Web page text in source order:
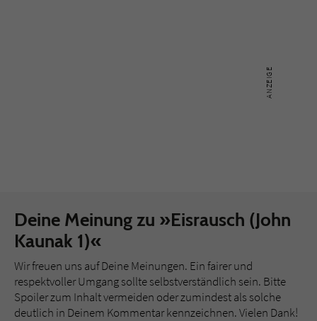
Deine Meinung zu »Eisrausch (John
Kaunak 1)«
Wir freuen uns auf Deine Meinungen. Ein fairer und
respektvoller Umgang sollte selbstverständlich sein. Bitte
Spoiler zum Inhalt vermeiden oder zumindest als solche
deutlich in Deinem Kommentar kennzeichnen. Vielen Dank!